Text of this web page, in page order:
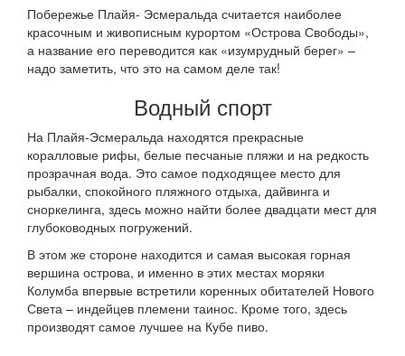
Побережье Плайя- Эсмеральда считается наиболее
красочным и живописным курортом «Острова Свободы»,
а название его переводится как «изумрудный берег» –
надо заметить, что это на самом деле так!
Водный спорт
На Плайя-Эсмеральда находятся прекрасные
коралловые рифы, белые песчаные пляжи и на редкость
прозрачная вода. Это самое подходящее место для
рыбалки, спокойного пляжного отдыха, дайвинга и
сноркелинга, здесь можно найти более двадцати мест для
глубоководных погружений.
В этом же стороне находится и самая высокая горная
вершина острова, и именно в этих местах моряки
Колумба впервые встретили коренных обитателей Нового
Света – индейцев племени таинос. Кроме того, здесь
производят самое лучшее на Кубе пиво.